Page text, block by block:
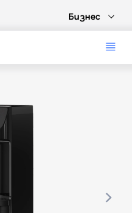
Бизнес
product images, or